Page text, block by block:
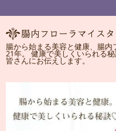
腸から始まる美容と健康、腸内
21年。 健康で美しくいられる
皆さんにお伝えします。